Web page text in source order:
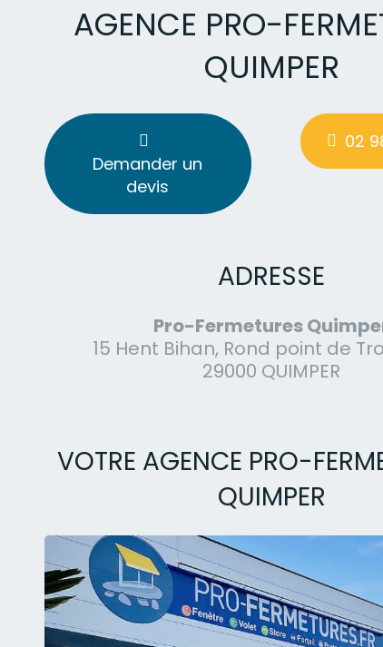
AGENCE PRO-
QUIMPER
Demander un
devis
02
ADRESSE
Pro-Fermetures
15 Hent Bihan, Rond point de
29000 QUIMPER
VOTRE AGENCE PRO-
QUIMPER